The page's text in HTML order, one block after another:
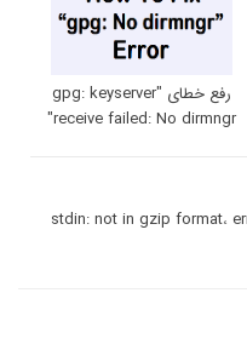
رفع خطای "gpg: keyserver
receive failed: No dirmngr"
stdin: not in gzip format،